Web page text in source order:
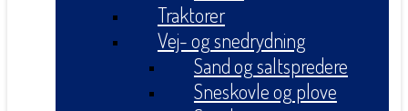
Traktorer
Vej- og snedrydning
Sand og saltspredere
Sneskovle og plove